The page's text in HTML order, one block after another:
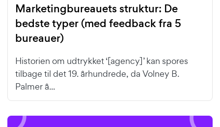
Marketingbureauets struktur: De
bedste typer (med feedback fra 5
bureauer)
Historien om udtrykket ‘[agency]’ kan spores
tilbage til det 19. århundrede, da Volney B.
Palmer å...